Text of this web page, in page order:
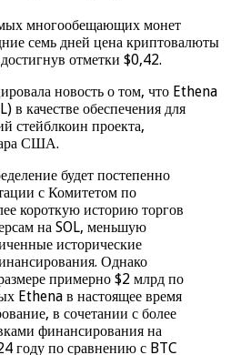
многообещающих монет
семь дней цена криптовалюты
отметки $0,42.
новость о том, что Ethena
в качестве обеспечения для
стейблкоин проекта,
США.
будет постепенно
с Комитетом по
короткую историю торгов
на SOL, меньшую
исторические
Однако
примерно $2 млрд по
Ethena в настоящее время
в сочетании с более
финансирования на
году по сравнению с BTC